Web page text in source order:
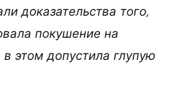
доказательства того,
покушение на
этом допустила глупую